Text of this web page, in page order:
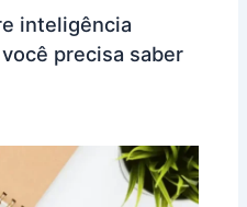
inteligência
precisa saber